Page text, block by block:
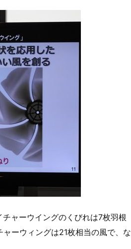
ャーウイングのくびれは7枚羽根
ーウィングは21枚相当の風で、な